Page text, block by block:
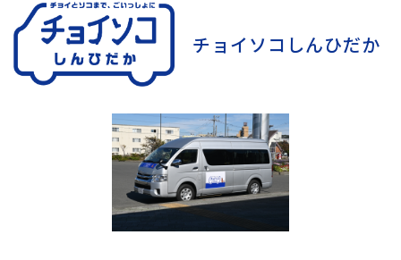
チョイソコしんひだか